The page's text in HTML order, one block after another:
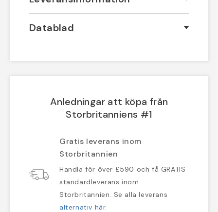
Datablad
Anledningar att köpa från
Storbritanniens #1
Gratis leverans inom
Storbritannien
Handla för över £590 och få GRATIS
standardleverans inom
Storbritannien. Se alla leverans
alternativ här.